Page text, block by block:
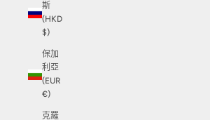
斯
(HKD
$)
保加
利亞
(EUR
€)
克羅